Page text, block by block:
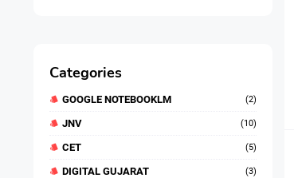
Categories
GOOGLE NOTEBOOKLM (2)
JNV (10)
CET (5)
DIGITAL GUJARAT (3)